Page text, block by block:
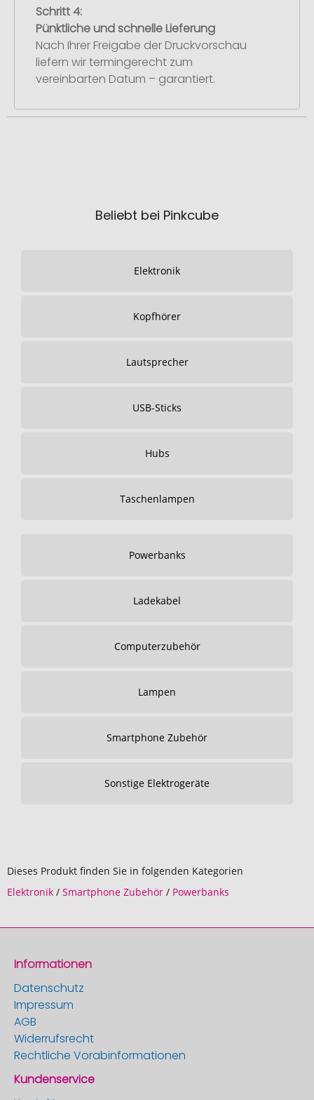
Schritt 4:
Pünktliche und schnelle Lieferung
Nach Ihrer Freigabe der Druckvorschau
liefern wir termingerecht zum
vereinbarten Datum – garantiert.
Beliebt bei Pinkcube
Elektronik
Kopfhörer
Lautsprecher
USB-Sticks
Hubs
Taschenlampen
Powerbanks
Ladekabel
Computerzubehör
Lampen
Smartphone Zubehör
Sonstige Elektrogeräte
Dieses Produkt finden Sie in folgenden Kategorien
Elektronik / Smartphone Zubehör / Powerbanks
Informationen
Datenschutz
Impressum
AGB
Widerrufsrecht
Rechtliche Vorabinformationen
Kundenservice